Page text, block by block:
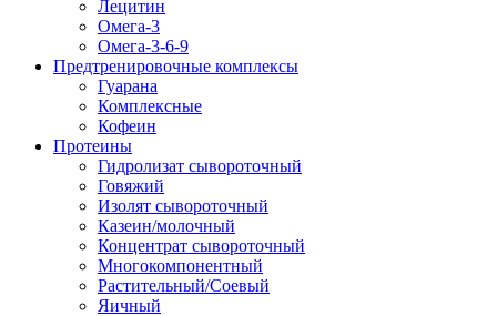
Лецитин
Омега-3
Омега-3-6-9
Предтренировочные комплексы
Гуарана
Комплексные
Кофеин
Протеины
Гидролизат сывороточный
Говяжий
Изолят сывороточный
Казеин/молочный
Концентрат сывороточный
Многокомпонентный
Растительный/Соевый
Яичный